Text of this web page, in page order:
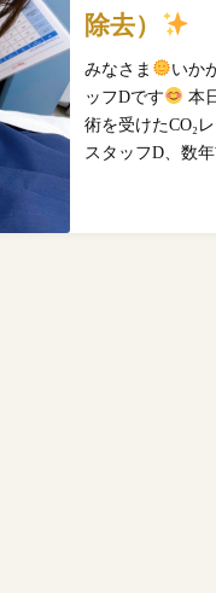
除去）
みなさま いか
ッフDです
本
術を受けたCO₂
スタッフD、数